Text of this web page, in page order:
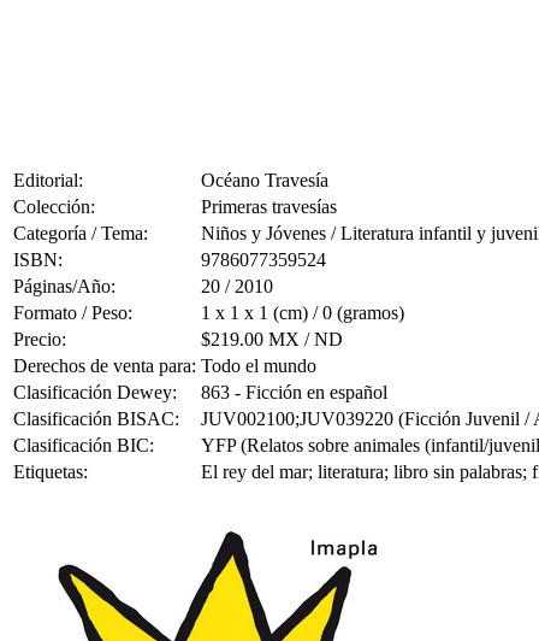
Editorial:
Océano Travesía
Colección:
Primeras travesías
Categoría / Tema:
Niños y Jóvenes / Literatura infantil y
ISBN:
9786077359524
Páginas/Año:
20 / 2010
Formato / Peso:
1 x 1 x 1 (cm) / 0 (gramos)
Precio:
$219.00 MX / ND
Derechos de venta para: Todo el mundo
Clasificación Dewey:
863 - Ficción en español
Clasificación BISAC:
JUV002100;JUV039220 (Ficción Juvenil /
Clasificación BIC:
YFP (Relatos sobre animales (infantil/
Etiquetas:
El rey del mar; literatura; libro sin palabras;